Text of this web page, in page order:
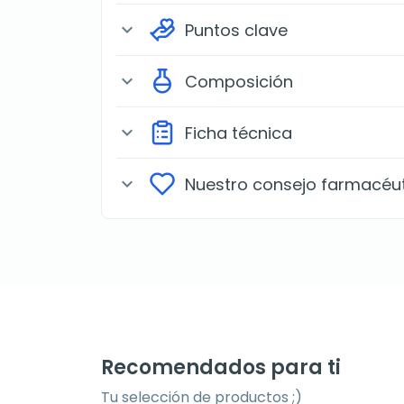
expand_more Puntos clave
expand_more Composición
expand_more Ficha técnica
expand_more Nuestro consejo
Recomendados para ti
Tu selección de productos ;)